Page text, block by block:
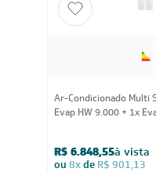
Ar-Condicionado Multi
Evap HW 9.000 + 1x
R$ 6.848,55à vista
ou 8xde R$ 901,13